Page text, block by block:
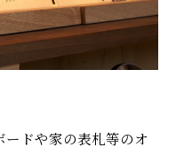
ードや家の表札等のオ